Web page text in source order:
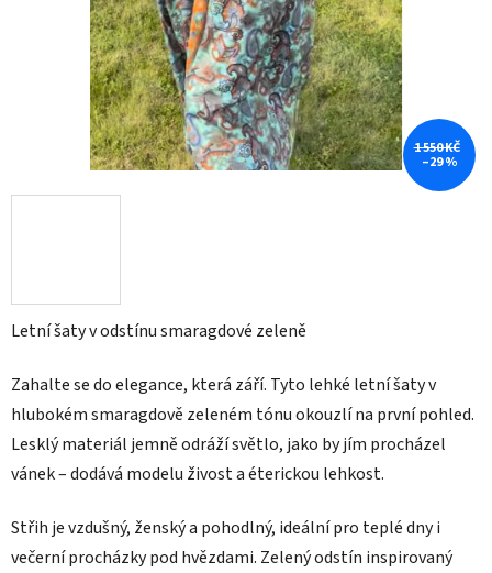
Letní šaty v odstínu smaragdové zeleně
Zahalte se do elegance, která září. Tyto lehké letní šaty v
hlubokém smaragdově zeleném tónu okouzlí na první pohled.
Lesklý materiál jemně odráží světlo, jako by jím procházel
vánek – dodává modelu živost a éterickou lehkost.
Střih je vzdušný, ženský a pohodlný, ideální pro teplé dny i
večerní procházky pod hvězdami. Zelený odstín inspirovaný
1 550 KČ
–29 %